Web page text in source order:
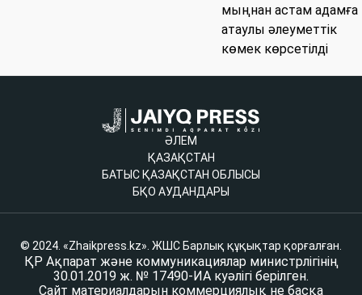
мыңнан астам адамға
атаулы әлеуметтік
көмек көрсетілді
ӘЛЕМ
ҚАЗАҚСТАН
БАТЫС ҚАЗАҚСТАН ОБЛЫСЫ
БҚО АУДАНДАРЫ
© 2024. «Zhaikpress.kz». ЖШС Барлық құқықтар қорғалған.
ҚР Ақпарат және коммуникациялар министрлігінің
30.01.2019 ж. № 17490-ИА куәлігі берілген.
Сайт материалдарын коммерциялық не басқа